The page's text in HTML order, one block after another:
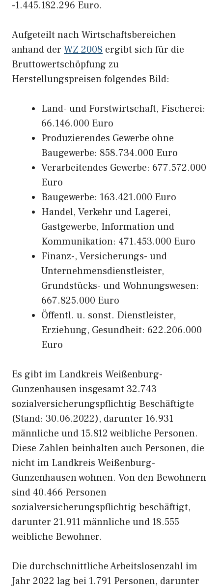
-1.445.182.296 Euro.
Aufgeteilt nach Wirtschaftsbereichen
anhand der WZ 2008 ergibt sich für die
Bruttowertschöpfung zu
Herstellungspreisen folgendes Bild:
Land- und Forstwirtschaft, Fischerei:
66.146.000 Euro
Produzierendes Gewerbe ohne
Baugewerbe: 858.734.000 Euro
Verarbeitendes Gewerbe: 677.572.000
Euro
Baugewerbe: 163.421.000 Euro
Handel, Verkehr und Lagerei,
Gastgewerbe, Information und
Kommunikation: 471.453.000 Euro
Finanz-, Versicherungs- und
Unternehmensdienstleister,
Grundstücks- und Wohnungswesen:
667.825.000 Euro
Öffentl. u. sonst. Dienstleister,
Erziehung, Gesundheit: 622.206.000
Euro
Es gibt im Landkreis Weißenburg-
Gunzenhausen insgesamt 32.743
sozialversicherungspflichtig Beschäftigte
(Stand: 30.06.2022), darunter 16.931
männliche und 15.812 weibliche Personen.
Diese Zahlen beinhalten auch Personen, die
nicht im Landkreis Weißenburg-
Gunzenhausen wohnen. Von den Bewohnern
sind 40.466 Personen
sozialversicherungspflichtig beschäftigt,
darunter 21.911 männliche und 18.555
weibliche Bewohner.
Die durchschnittliche Arbeitslosenzahl im
Jahr 2022 lag bei 1.791 Personen, darunter